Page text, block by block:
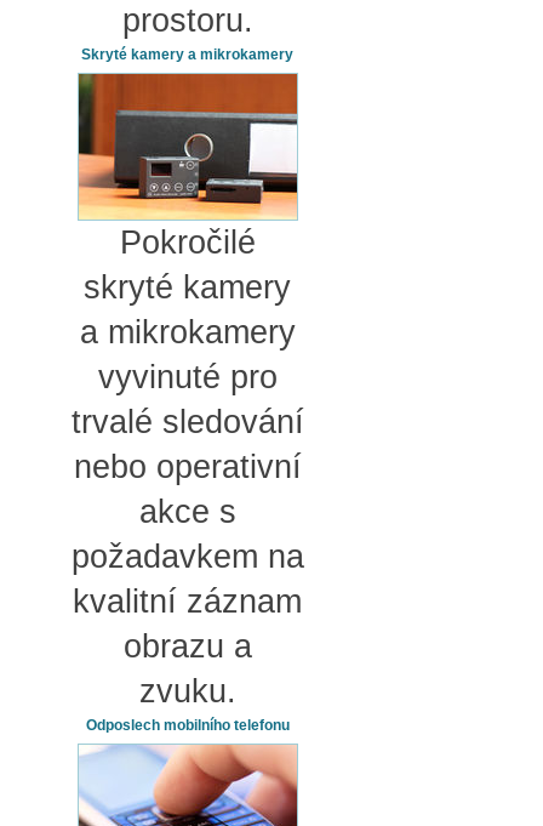
prostoru.
Skryté kamery a mikrokamery
Pokročilé
skryté kamery
a mikrokamery
vyvinuté pro
trvalé sledování
nebo operativní
akce s
požadavkem na
kvalitní záznam
obrazu a
zvuku.
Odposlech mobilního telefonu